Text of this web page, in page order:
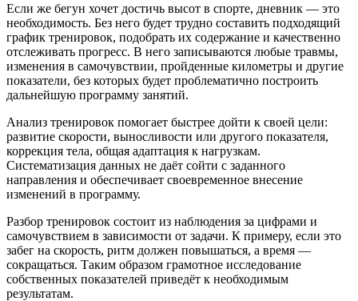
Если же бегун хочет достичь высот в спорте, дневник — это
необходимость. Без него будет трудно составить подходящий
график тренировок, подобрать их содержание и качественно
отслеживать прогресс. В него записываются любые травмы,
изменения в самочувствии, пройденные километры и другие
показатели, без которых будет проблематично построить
дальнейшую программу занятий.
Анализ тренировок помогает быстрее дойти к своей цели:
развитие скорости, выносливости или другого показателя,
коррекция тела, общая адаптация к нагрузкам.
Систематизация данных не даёт сойти с заданного
направления и обеспечивает своевременное внесение
изменений в программу.
Разбор тренировок состоит из наблюдения за цифрами и
самочувствием в зависимости от задачи. К примеру, если это
забег на скорость, ритм должен повышаться, а время —
сокращаться. Таким образом грамотное исследование
собственных показателей приведёт к необходимым
результатам.